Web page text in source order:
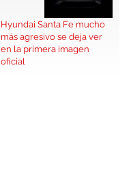
Hyundai Santa Fe mucho
más agresivo se deja ver
en la primera imagen
oficial